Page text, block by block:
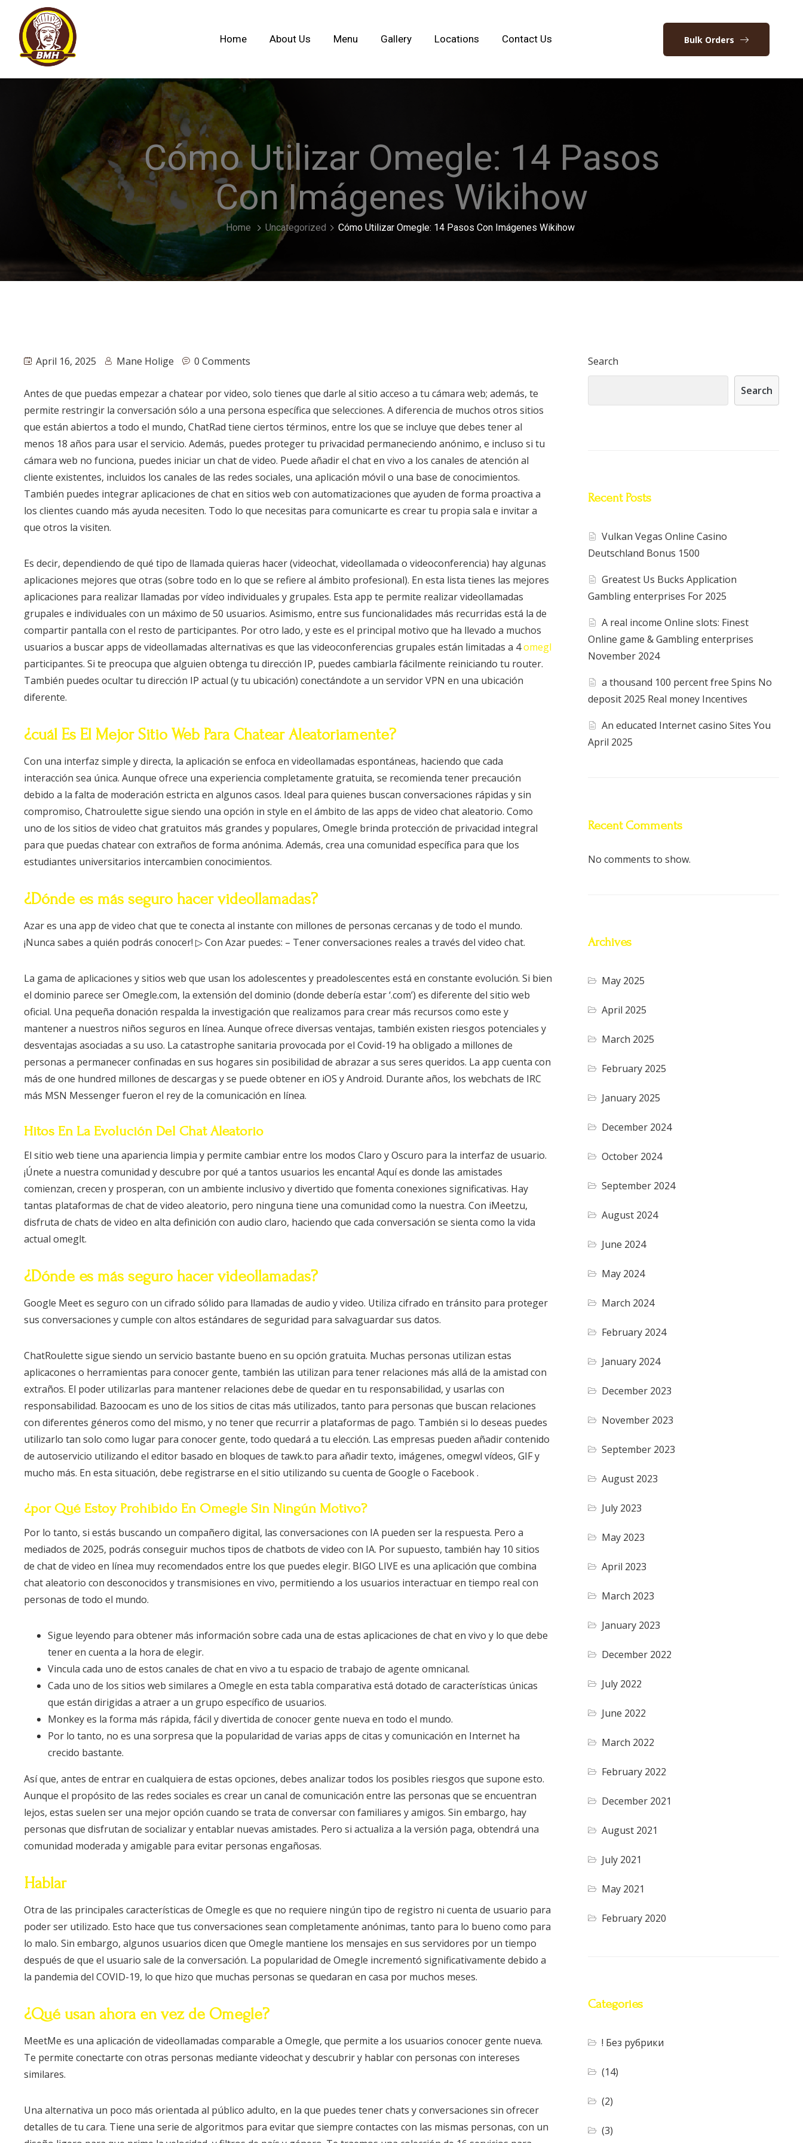
Home About Us Menu Gallery Locations Contact Us Bulk Orders
Cómo Utilizar Omegle: 14 Pasos
Con Imágenes Wikihow
Home Uncategorized Cómo Utilizar Omegle: 14 Pasos Con Imágenes Wikihow
April 16, 2025 Mane Holige 0 Comments
Antes de que puedas empezar a chatear por video, solo tienes que darle al sitio acceso a tu cámara web; además, te
permite restringir la conversación sólo a una persona específica que selecciones. A diferencia de muchos otros sitios
que están abiertos a todo el mundo, ChatRad tiene ciertos términos, entre los que se incluye que debes tener al
menos 18 años para usar el servicio. Además, puedes proteger tu privacidad permaneciendo anónimo, e incluso si tu
cámara web no funciona, puedes iniciar un chat de video. Puede añadir el chat en vivo a los canales de atención al
cliente existentes, incluidos los canales de las redes sociales, una aplicación móvil o una base de conocimientos.
También puedes integrar aplicaciones de chat en sitios web con automatizaciones que ayuden de forma proactiva a
los clientes cuando más ayuda necesiten. Todo lo que necesitas para comunicarte es crear tu propia sala e invitar a
que otros la visiten.
Es decir, dependiendo de qué tipo de llamada quieras hacer (videochat, videollamada o videoconferencia) hay algunas
aplicaciones mejores que otras (sobre todo en lo que se refiere al ámbito profesional). En esta lista tienes las mejores
aplicaciones para realizar llamadas por vídeo individuales y grupales. Esta app te permite realizar videollamadas
grupales e individuales con un máximo de 50 usuarios. Asimismo, entre sus funcionalidades más recurridas está la de
compartir pantalla con el resto de participantes. Por otro lado, y este es el principal motivo que ha llevado a muchos
usuarios a buscar apps de videollamadas alternativas es que las videoconferencias grupales están limitadas a 4omegl
participantes. Si te preocupa que alguien obtenga tu dirección IP, puedes cambiarla fácilmente reiniciando tu router.
También puedes ocultar tu dirección IP actual (y tu ubicación) conectándote a un servidor VPN en una ubicación
diferente.
¿cuál Es El Mejor Sitio Web Para Chatear Aleatoriamente?
Con una interfaz simple y directa, la aplicación se enfoca en videollamadas espontáneas, haciendo que cada
interacción sea única. Aunque ofrece una experiencia completamente gratuita, se recomienda tener precaución
debido a la falta de moderación estricta en algunos casos. Ideal para quienes buscan conversaciones rápidas y sin
compromiso, Chatroulette sigue siendo una opción in style en el ámbito de las apps de video chat aleatorio. Como
uno de los sitios de video chat gratuitos más grandes y populares, Omegle brinda protección de privacidad integral
para que puedas chatear con extraños de forma anónima. Además, crea una comunidad específica para que los
estudiantes universitarios intercambien conocimientos.
¿Dónde es más seguro hacer videollamadas?
Azar es una app de video chat que te conecta al instante con millones de personas cercanas y de todo el mundo.
¡Nunca sabes a quién podrás conocer! ▷ Con Azar puedes: – Tener conversaciones reales a través del video chat.
La gama de aplicaciones y sitios web que usan los adolescentes y preadolescentes está en constante evolución. Si bien
el dominio parece ser Omegle.com, la extensión del dominio (donde debería estar ‘.com’) es diferente del sitio web
oficial. Una pequeña donación respalda la investigación que realizamos para crear más recursos como este y
mantener a nuestros niños seguros en línea. Aunque ofrece diversas ventajas, también existen riesgos potenciales y
desventajas asociadas a su uso. La catastrophe sanitaria provocada por el Covid-19 ha obligado a millones de
personas a permanecer confinadas en sus hogares sin posibilidad de abrazar a sus seres queridos. La app cuenta con
más de one hundred millones de descargas y se puede obtener en iOS y Android. Durante años, los webchats de IRC
más MSN Messenger fueron el rey de la comunicación en línea.
Hitos En La Evolución Del Chat Aleatorio
El sitio web tiene una apariencia limpia y permite cambiar entre los modos Claro y Oscuro para la interfaz de usuario.
¡Únete a nuestra comunidad y descubre por qué a tantos usuarios les encanta! Aquí es donde las amistades
comienzan, crecen y prosperan, con un ambiente inclusivo y divertido que fomenta conexiones significativas. Hay
tantas plataformas de chat de video aleatorio, pero ninguna tiene una comunidad como la nuestra. Con iMeetzu,
disfruta de chats de video en alta definición con audio claro, haciendo que cada conversación se sienta como la vida
actual omeglt.
¿Dónde es más seguro hacer videollamadas?
Google Meet es seguro con un cifrado sólido para llamadas de audio y video. Utiliza cifrado en tránsito para proteger
sus conversaciones y cumple con altos estándares de seguridad para salvaguardar sus datos.
ChatRoulette sigue siendo un servicio bastante bueno en su opción gratuita. Muchas personas utilizan estas
aplicacones o herramientas para conocer gente, también las utilizan para tener relaciones más allá de la amistad con
extraños. El poder utilizarlas para mantener relaciones debe de quedar en tu responsabilidad, y usarlas con
responsabilidad. Bazoocam es uno de los sitios de citas más utilizados, tanto para personas que buscan relaciones
con diferentes géneros como del mismo, y no tener que recurrir a plataformas de pago. También si lo deseas puedes
utilizarlo tan solo como lugar para conocer gente, todo quedará a tu elección. Las empresas pueden añadir contenido
de autoservicio utilizando el editor basado en bloques de tawk.to para añadir texto, imágenes, omegwl vídeos, GIF y
mucho más. En esta situación, debe registrarse en el sitio utilizando su cuenta de Google o Facebook .
¿por Qué Estoy Prohibido En Omegle Sin Ningún Motivo?
Por lo tanto, si estás buscando un compañero digital, las conversaciones con IA pueden ser la respuesta. Pero a
mediados de 2025, podrás conseguir muchos tipos de chatbots de video con IA. Por supuesto, también hay 10 sitios
de chat de video en línea muy recomendados entre los que puedes elegir. BIGO LIVE es una aplicación que combina
chat aleatorio con desconocidos y transmisiones en vivo, permitiendo a los usuarios interactuar en tiempo real con
personas de todo el mundo.
Sigue leyendo para obtener más información sobre cada una de estas aplicaciones de chat en vivo y lo que debe
tener en cuenta a la hora de elegir.
Vincula cada uno de estos canales de chat en vivo a tu espacio de trabajo de agente omnicanal.
Cada uno de los sitios web similares a Omegle en esta tabla comparativa está dotado de características únicas
que están dirigidas a atraer a un grupo específico de usuarios.
Monkey es la forma más rápida, fácil y divertida de conocer gente nueva en todo el mundo.
Por lo tanto, no es una sorpresa que la popularidad de varias apps de citas y comunicación en Internet ha
crecido bastante.
Así que, antes de entrar en cualquiera de estas opciones, debes analizar todos los posibles riesgos que supone esto.
Aunque el propósito de las redes sociales es crear un canal de comunicación entre las personas que se encuentran
lejos, estas suelen ser una mejor opción cuando se trata de conversar con familiares y amigos. Sin embargo, hay
personas que disfrutan de socializar y entablar nuevas amistades. Pero si actualiza a la versión paga, obtendrá una
comunidad moderada y amigable para evitar personas engañosas.
Hablar
Otra de las principales características de Omegle es que no requiere ningún tipo de registro ni cuenta de usuario para
poder ser utilizado. Esto hace que tus conversaciones sean completamente anónimas, tanto para lo bueno como para
lo malo. Sin embargo, algunos usuarios dicen que Omegle mantiene los mensajes en sus servidores por un tiempo
después de que el usuario sale de la conversación. La popularidad de Omegle incrementó significativamente debido a
la pandemia del COVID-19, lo que hizo que muchas personas se quedaran en casa por muchos meses.
¿Qué usan ahora en vez de Omegle?
MeetMe es una aplicación de videollamadas comparable a Omegle, que permite a los usuarios conocer gente nueva.
Te permite conectarte con otras personas mediante videochat y descubrir y hablar con personas con intereses
similares.
Una alternativa un poco más orientada al público adulto, en la que puedes tener chats y conversaciones sin ofrecer
detalles de tu cara. Tiene una serie de algoritmos para evitar que siempre contactes con las mismas personas, con un
Search
Search
Recent Posts
Vulkan Vegas Online Casino
Deutschland Bonus 1500
Greatest Us Bucks Application
Gambling enterprises For 2025
A real income Online slots: Finest
Online game & Gambling enterprises
November 2024
a thousand 100 percent free Spins No
deposit 2025 Real money Incentives
An educated Internet casino Sites You
April 2025
Recent Comments
No comments to show.
Archives
May 2025
April 2025
March 2025
February 2025
January 2025
December 2024
October 2024
September 2024
August 2024
June 2024
May 2024
March 2024
February 2024
January 2024
December 2023
November 2023
September 2023
August 2023
July 2023
May 2023
April 2023
March 2023
January 2023
December 2022
July 2022
June 2022
March 2022
February 2022
December 2021
August 2021
July 2021
May 2021
February 2020
Categories
! Без рубрики
(14)
(2)
(3)